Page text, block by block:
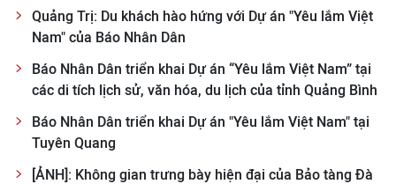
Quảng Trị: Du khách hào hứng với Dự án "Yêu lắm Việt
Nam" của Báo Nhân Dân
Báo Nhân Dân triển khai Dự án “Yêu lắm Việt Nam” tại
các di tích lịch sử, văn hóa, du lịch của tỉnh Quảng Bình
Báo Nhân Dân triển khai Dự án "Yêu lắm Việt Nam" tại
Tuyên Quang
[ẢNH]: Không gian trưng bày hiện đại của Bảo tàng Đà